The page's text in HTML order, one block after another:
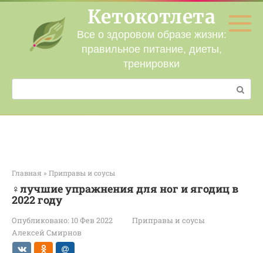
Перейти
контенту
Кетокотлета
Все о здоровом образе жизни:
правильное питание, диеты,
тренировки
Поиск:
Главная » Приправы и соусы
‍♀️лучшие упражнения для ног и ягодиц в
2022 году
Опубликовано: 10 Фев 2022
Приправы и соусы
Алексей Смирнов